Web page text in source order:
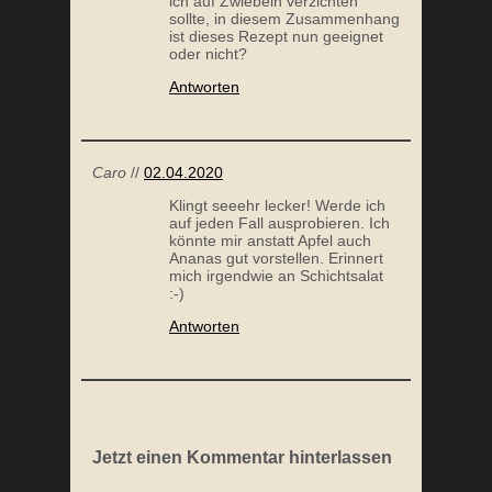
sollte, in diesem Zusammenhang
ist dieses Rezept nun geeignet
oder nicht?
Antworten
Caro // 02.04.2020
Klingt seeehr lecker! Werde ich
auf jeden Fall ausprobieren. Ich
könnte mir anstatt Apfel auch
Ananas gut vorstellen. Erinnert
mich irgendwie an Schichtsalat
:-)
Antworten
Jetzt einen Kommentar hinterlassen